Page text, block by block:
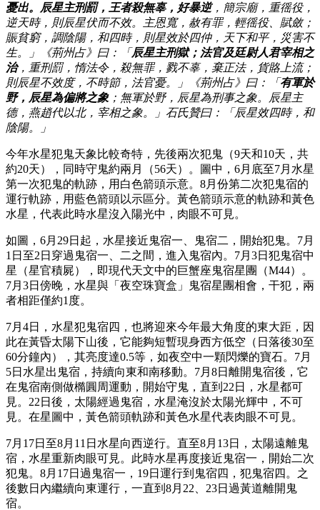
憂出。辰星主刑罰，王者殺無辜，好暴逆，簡宗廟，重徭役，
逆天時，則辰星伏而不效。主恩寬，赦有罪，輕徭役、賦斂；
賑貧窮，調陰陽，和四時，則星效於四仲，天下和平，災害不
生。」《荊州占》曰：「 辰星主刑獄；法官及廷尉人君宰相之
治，重刑罰，惰法令，殺無罪，戮不辜，棄正法，貨賂上流；
則辰星不效度，不時節，法官憂。」《荊州占》曰：「 有軍於
野，辰星為偏將之象；無軍於野，辰星為刑事之象。辰星主
德，燕趙代以北，宰相之象。」石氏贊曰：「辰星效四時，和
陰陽。」
今年水星犯鬼天象比較奇特，先後兩次犯鬼（9天和10天，共
約20天），同時守鬼約兩月（56天）。圖中，6月底至7月水星
第一次犯鬼的軌跡，用白色箭頭示意。8月份第二次犯鬼宿的
運行軌跡，用藍色箭頭以示區分。黃色箭頭示意的軌跡和黃色
水星，代表此時水星沒入陽光中，肉眼不可見。
如圖，6月29日起，水星接近鬼宿一、鬼宿二，開始犯鬼。7月
1日至2日穿過鬼宿一、二之間，進入鬼宿內。7月3日犯鬼宿中
星（星官積屍），即現代天文中的巨蟹座鬼宿星團（M44）。
7月3日傍晚，水星與「夜空珠寶盒」鬼宿星團相會，干犯，兩
者相距僅約1度。
7月4日，水星犯鬼宿四，也將迎來今年最大角度的東大距，因
此在黃昏太陽下山後，它能夠短暫現身西方低空（日落後30至
60分鐘內），其亮度達0.5等，如夜空中一顆閃爍的寶石。7月
5日水星出鬼宿，持續向東和南移動。7月8日離開鬼宿後，它
在鬼宿南側做橢圓周運動，開始守鬼，直到22日，水星都可
見。22日後，太陽經過鬼宿，水星淹沒於太陽光輝中，不可
見。在星圖中，黃色箭頭軌跡和黃色水星代表肉眼不可見。
7月17日至8月11日水星向西逆行。直至8月13日，太陽遠離鬼
宿，水星重新肉眼可見。此時水星再度接近鬼宿一，開始二次
犯鬼。8月17日過鬼宿一，19日運行到鬼宿四，犯鬼宿四。之
後數日內繼續向東運行，一直到8月22、23日過黃道離開鬼
宿。